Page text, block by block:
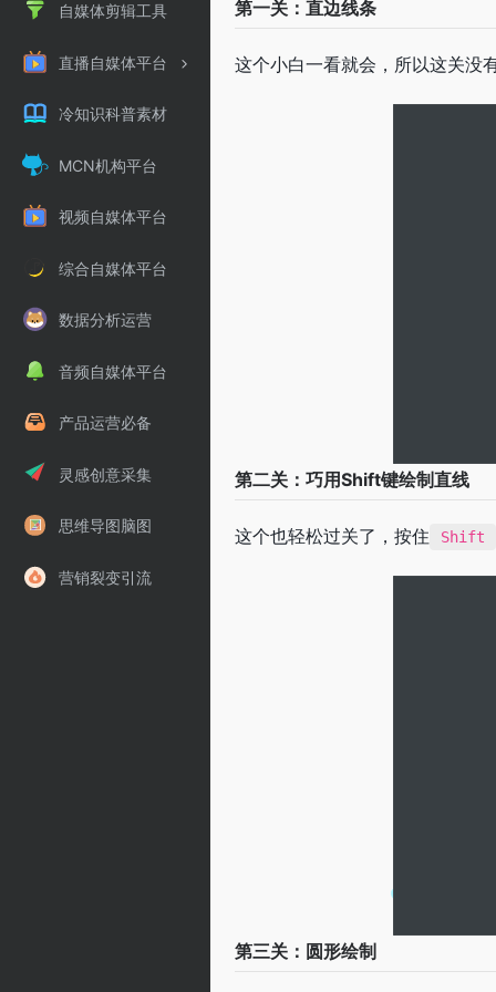
自媒体剪辑工具
直播自媒体平台
冷知识科普素材
MCN机构平台
视频自媒体平台
综合自媒体平台
数据分析运营
音频自媒体平台
产品运营必备
灵感创意采集
思维导图脑图
营销裂变引流
第一关：直边线条
这个小白一看就会，所以这关没
第二关：巧用Shift键绘制直线
这个也轻松过关了，按住 Shift
第三关：圆形绘制